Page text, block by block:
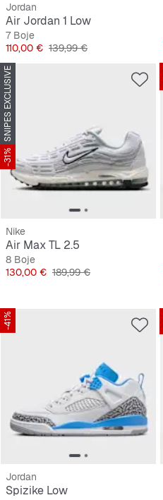
Jordan
Air Jordan 1 Low
7 Boje
Cijena
110,00 € Originalna cijena
139,99 €
SNIPES EXCLUSIVE
-31%
Nike
Air Max TL 2.5
8 Boje
Cijena
130,00 € Originalna cijena
189,99 €
-41%
Jordan
Spizike Low